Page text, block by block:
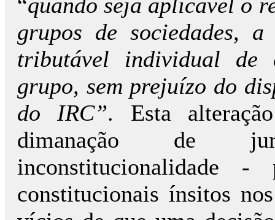
grupos de sociedades,
tributável individual de
grupo, sem prejuízo do
do IRC”. Esta
dimanação de
inconstitucionalidade
constitucionais ínsitos